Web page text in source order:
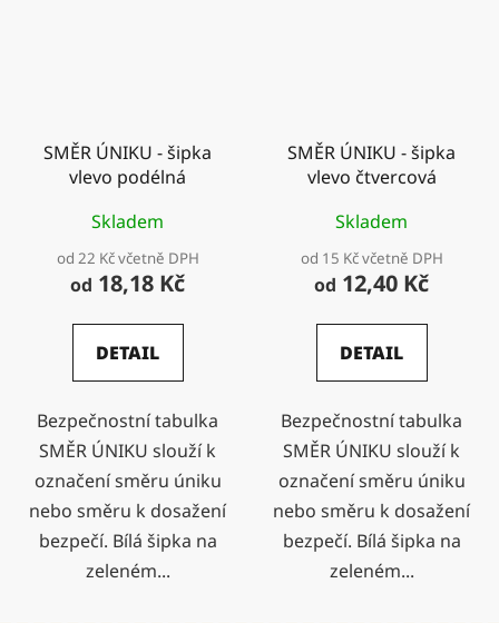
SMĚR ÚNIKU - šipka
vlevo podélná
Skladem
od 22 Kč včetně DPH
od 18,18 Kč
DETAIL
Bezpečnostní tabulka
SMĚR ÚNIKU slouží k
označení směru úniku
nebo směru k dosažení
bezpečí. Bílá šipka na
zeleném...
SMĚR ÚNIKU - šipka
vlevo čtvercová
Skladem
od 15 Kč včetně DPH
od 12,40 Kč
DETAIL
Bezpečnostní tabulka
SMĚR ÚNIKU slouží k
označení směru úniku
nebo směru k dosažení
bezpečí. Bílá šipka na
zeleném...